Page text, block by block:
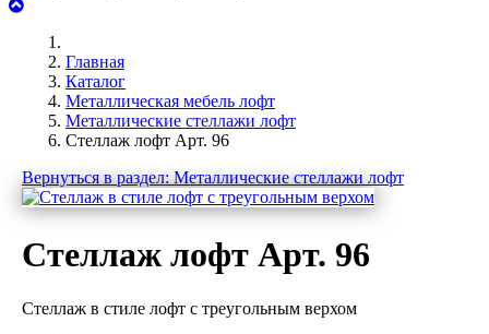
Главная
Каталог
Металлическая мебель лофт
Металлические стеллажи лофт
Стеллаж лофт Арт. 96
Вернуться в раздел: Металлические стеллажи лофт
Стеллаж лофт Арт. 96
Стеллаж в стиле лофт с треугольным верхом